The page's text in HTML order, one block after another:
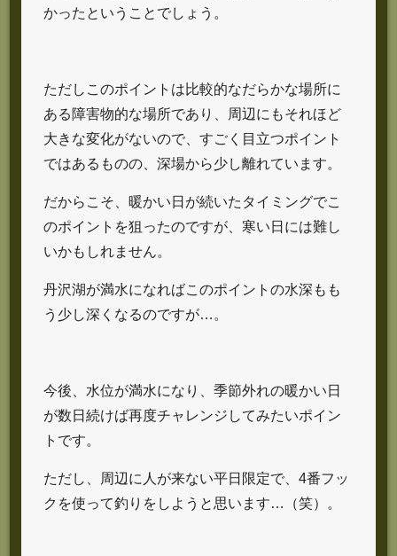
かったということでしょう。
ただしこのポイントは比較的なだらかな場所に
ある障害物的な場所であり、周辺にもそれほど
大きな変化がないので、すごく目立つポイント
ではあるものの、深場から少し離れています。
だからこそ、暖かい日が続いたタイミングでこ
のポイントを狙ったのですが、寒い日には難し
いかもしれません。
丹沢湖が満水になればこのポイントの水深もも
う少し深くなるのですが…。
今後、水位が満水になり、季節外れの暖かい日
が数日続けば再度チャレンジしてみたいポイン
トです。
ただし、周辺に人が来ない平日限定で、4番フッ
クを使って釣りをしようと思います…（笑）。